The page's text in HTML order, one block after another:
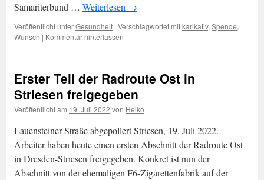
Samariterbund … Weiterlesen →
Veröffentlicht unterGesundheit | Verschlagwortet mitkarikativ, Spende,
Wunsch | Kommentar hinterlassen
Erster Teil der Radroute Ost in
Striesen freigegeben
Veröffentlicht am 19. Juli 2022 von Heiko
Lauensteiner Straße abgepollert Striesen, 19. Juli 2022.
Arbeiter haben heute einen ersten Abschnitt der Radroute Ost
in Dresden-Striesen freigegeben. Konkret ist nun der
Abschnitt von der ehemaligen F6-Zigarettenfabrik auf der